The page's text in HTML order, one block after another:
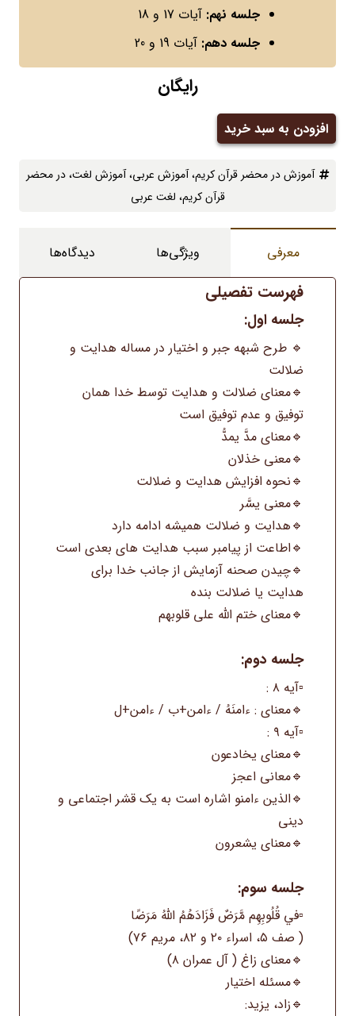
جلسه نهم: آیات 17 و 18
جلسه دهم: آیات 19 و 20
رایگان
دوره
تدریس
در
قرآن
افزودن به سبد خرید
آموزش در محضر قرآن کریم، ‌آموزش عربی، ‌آموزش لغت، ‌در محضر
قرآن کریم، ‌ لغت عربی
معرفی ویژگی‌ها دیدگاه‌ها
فهرست تفصیلی
جلسه اول:
🔹 طرح شبهه جبر و اختیار در مساله هدایت و
ضلالت
🔹معنای ضلالت و هدایت توسط خدا همان
توفیق و عدم توفیق است
🔹معنای مدَّ یمدُّ
🔹معنی خذلان
🔹نحوه افزایش هدایت و ضلالت
🔹معنی یسَّر
🔹هدایت و ضلالت همیشه ادامه دارد
🔹اطاعت از پیامبر سبب هدایت های بعدی است
🔹چیدن صحنه آزمایش از جانب خدا برای
هدایت یا ضلالت بنده
🔹معنای ختم الله علی قلوبهم
جلسه دوم:
▫️آیه ۸ :
🔹معنای : ءامنَهُ / ءامن+ب / ءامن+ل
▫️آیه ۹ :
🔹معنای یخادعون
🔹معانی اعجز
🔹الذین ءامنو اشاره است به یک قشر اجتماعی و
دینی
🔹معنای یشعرون
جلسه سوم:
▫️في قُلُوبِهِم مَّرَضٌ فَزَادَهُمُ اللهُ مَرَضًا
( صف ۵، اسراء ۲۰ و ۸۲، مریم ۷۶)
🔹معنای زاغ ( آل عمران ۸)
🔹مسئله اختیار
🔹زاد، یزید: